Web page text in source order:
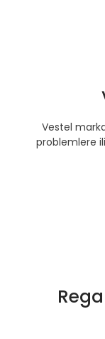
Vestel
problemlere